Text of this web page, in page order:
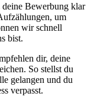
deine Bewerbung klar
um
wir schnell
bist.
dir, deine
So stellst du
gelangen und du
verpasst.